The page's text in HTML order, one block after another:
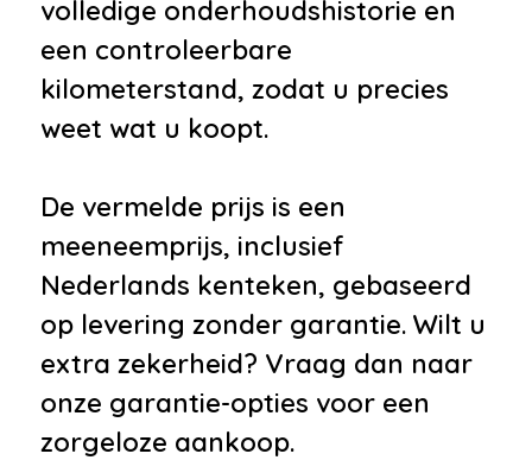
volledige onderhoudshistorie en
een controleerbare
kilometerstand, zodat u precies
weet wat u koopt.
De vermelde prijs is een
meeneemprijs, inclusief
Nederlands kenteken, gebaseerd
op levering zonder garantie. Wilt u
extra zekerheid? Vraag dan naar
onze garantie-opties voor een
zorgeloze aankoop.